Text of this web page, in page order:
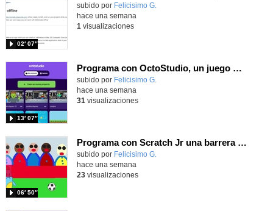
Contenido educativo.
subido por Felicisimo G.
02′ 07″
hace una semana
1 visualizaciones
Programa con OctoStudio, un juego de disparos contra Zombies con un cargador basado en el House of the dead
Contenido educativo.
subido por Felicisimo G.
13′ 07″
hace una semana
31 visualizaciones
Programa con Scratch Jr una barrera que se desplaza para dar sensación de movimiento
Contenido educativo.
subido por Felicisimo G.
06′ 50″
hace una semana
23visualizaciones